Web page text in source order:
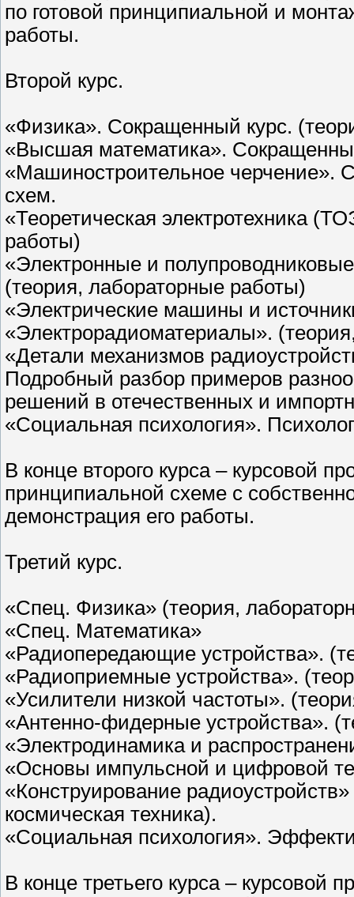
по готовой принципиальной и
работы.
Второй курс.
«Физика». Сокращенный курс.
«Высшая математика».
«Машиностроительное черчение».
схем.
«Теоретическая электротехника
работы)
«Электронные и
(теория, лабораторные работы)
«Электрические машины и
«Электрорадиоматериалы».
«Детали механизмов
Подробный разбор примеров
решений в отечественных и
«Социальная психология».
В конце второго курса – курсовой
принципиальной схеме с
демонстрация его работы.
Третий курс.
«Спец. Физика» (теория,
«Спец. Математика»
«Радиопередающие устройства».
«Радиоприемные устройства».
«Усилители низкой частоты».
«Антенно-фидерные устройства».
«Электродинамика и
«Основы импульсной и цифровой
«Конструирование
космическая техника).
«Социальная психология».
В конце третьего курса – курсовой